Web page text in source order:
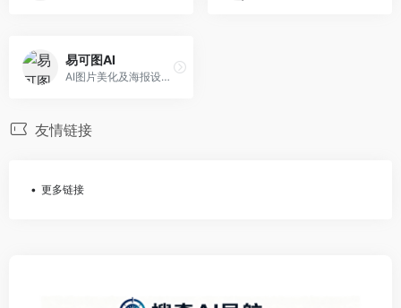
易可图AI
AI图片美化及海报设计平台，专注于电商视觉设计。面向电商卖家，提供图片美化、海报设计、营销素材等服务，设计效率高。
友情链接
更多链接